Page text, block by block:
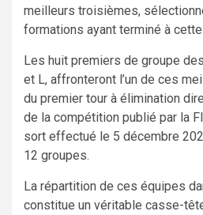
meilleurs troisièmes,
formations ayant terminé à
Les huit premiers de groupe des
et L, affronteront l’un de ces
du premier tour à élimination
de la compétition publié par la
sort effectué le 5 décembre
12 groupes.
La répartition de ces équipes
constitue un véritable casse-